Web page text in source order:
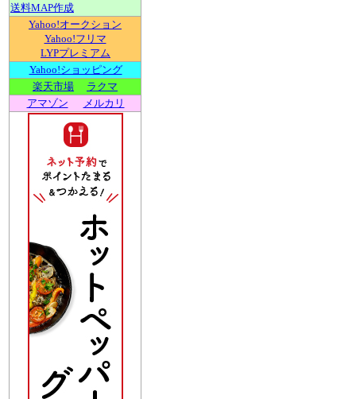
送料MAP作成
Yahoo!オークション
Yahoo!フリマ
LYPプレミアム
Yahoo!ショッピング
楽天市場
ラクマ
アマゾン
メルカリ